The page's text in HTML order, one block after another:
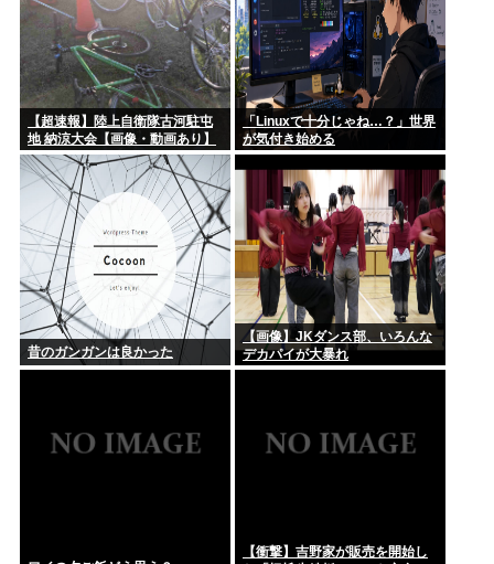
【超速報】陸上自衛隊古河駐屯
地 納涼大会【画像・動画あり】
「Linuxで十分じゃね…？」世界
が気付き始める
昔のガンガンは良かった
【画像】JKダンス部、いろんな
デカパイが大暴れ
【衝撃】吉野家が販売を開始し